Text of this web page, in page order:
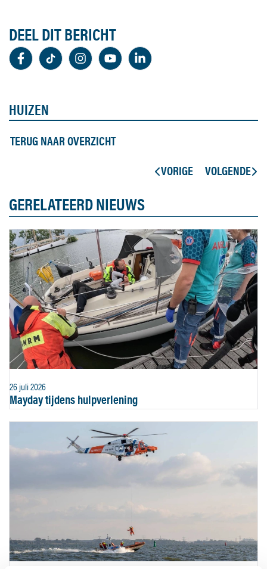
DEEL DIT BERICHT
HUIZEN
TERUG NAAR OVERZICHT
VORIGE
VOLGENDE
GERELATEERD NIEUWS
26 juli 2026
Mayday tijdens hulpverlening